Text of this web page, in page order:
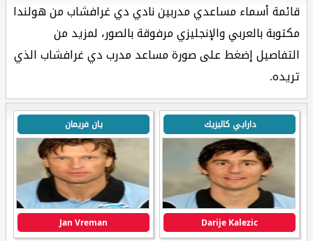
قائمة أسماء مساعدي مدربين نادي دي غرافشاب من هولندا
مكتوبة بالعربي والإنجليزي مرفوقة بالصور، لمزيد من
التفاصيل إضغط على صورة مساعد مدرب دي غرافشاب الذي
تريده.
دارايي كاليزيك
Darije Kalezic
يان فريمان
Jan Vreman